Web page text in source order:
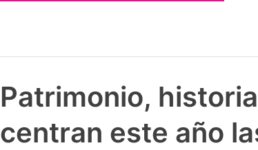
Patrimonio,
centran este año